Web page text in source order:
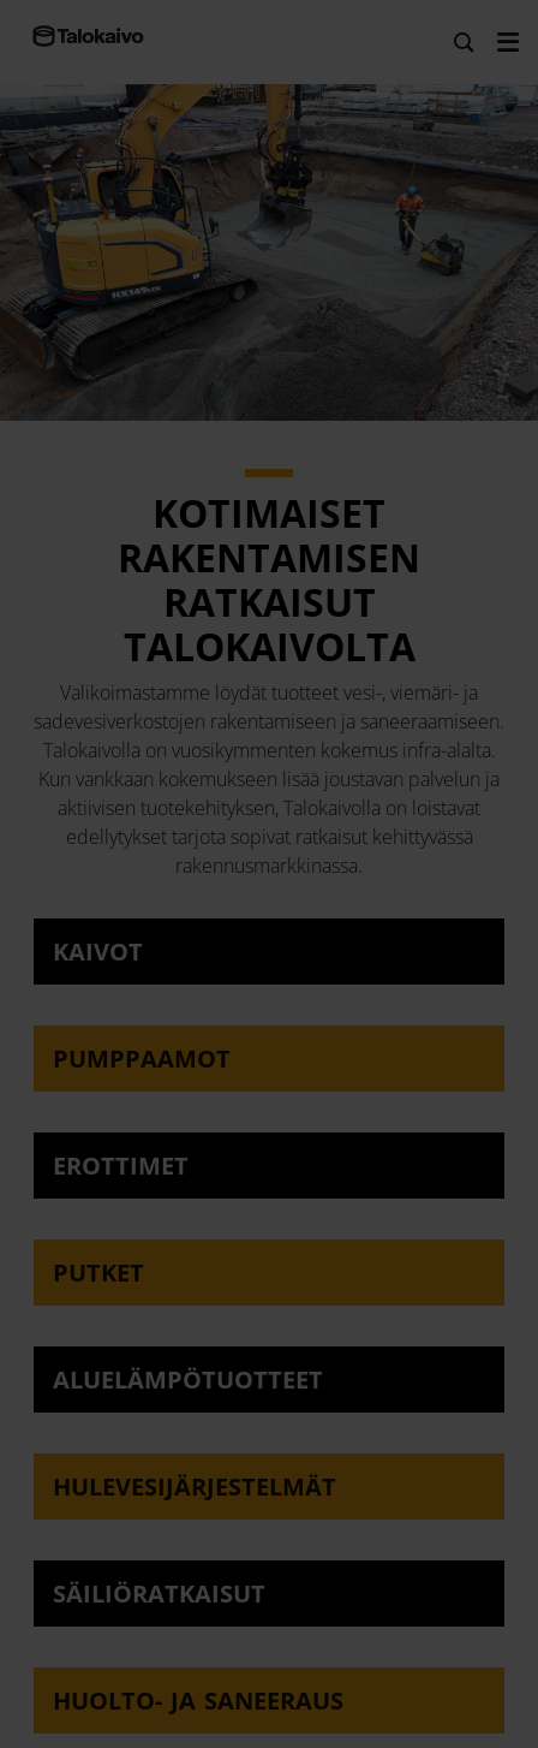
KOTIMAISET
RAKENTAMISEN
RATKAISUT
TALOKAIVOLTA
Valikoimastamme löydät tuotteet vesi-, viemäri- ja
sadevesiverkostojen rakentamiseen ja saneeraamiseen.
Talokaivolla on vuosikymmenten kokemus infra-alalta.
Kun vankkaan kokemukseen lisää joustavan palvelun ja
aktiivisen tuotekehityksen, Talokaivolla on loistavat
edellytykset tarjota sopivat ratkaisut kehittyvässä
rakennusmarkkinassa.
KAIVOT
PUMPPAAMOT
EROTTIMET
PUTKET
ALUELÄMPÖTUOTTEET
HULEVESIJÄRJESTELMÄT
SÄILIÖRATKAISUT
HUOLTO- JA SANEERAUS